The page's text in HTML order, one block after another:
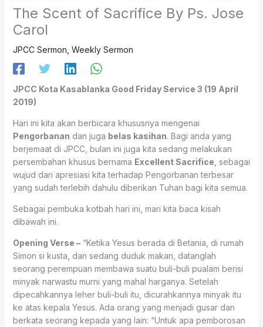
The Scent of Sacrifice By Ps. Jose
Carol
JPCC Sermon Weekly Sermon
JPCC Kota Kasablanka Good Friday Service 3 (19 April
2019)
Hari ini kita akan berbicara khususnya mengenai
Pengorbanan dan juga belas kasihan. Bagi anda yang
berjemaat di JPCC, bulan ini juga kita sedang melakukan
persembahan khusus bernama Excellent Sacrifice , sebagai
wujud dari apresiasi kita terhadap Pengorbanan terbesar
yang sudah terlebih dahulu diberikan Tuhan bagi kita semua.
Sebagai pembuka kotbah hari ini, mari kita baca kisah
dibawah ini.
Opening Verse –“Ketika Yesus berada di Betania, di rumah
Simon si kusta, dan sedang duduk makan, datanglah
seorang perempuan membawa suatu buli-buli pualam berisi
minyak narwastu murni yang mahal harganya. Setelah
dipecahkannya leher buli-buli itu, dicurahkannya minyak itu
ke atas kepala Yesus. Ada orang yang menjadi gusar dan
berkata seorang kepada yang lain: “Untuk apa pemborosan